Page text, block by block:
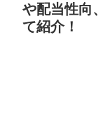
や配当性向
て紹介！